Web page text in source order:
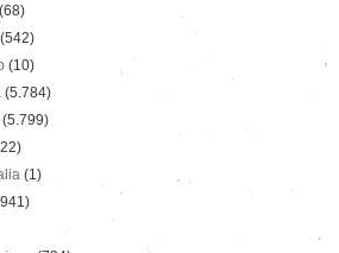
(68)
(542)
(10)
(5.784)
(5.799)
(1)